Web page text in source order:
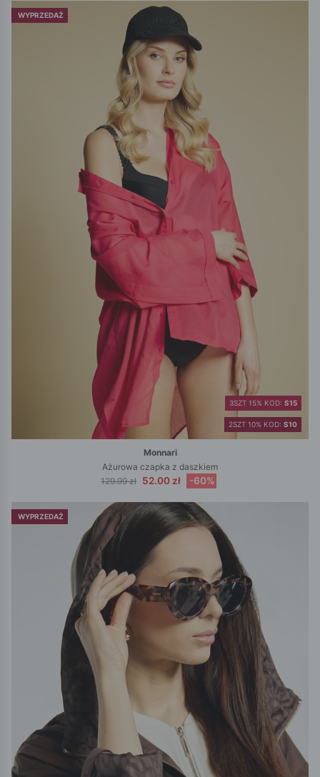
WYPRZEDAŻ
2SZT 10% KOD: S10
3SZT 15% KOD: S15
Monnari
Ażurowa czapka z daszkiem
129.99 zł 52.00 zł -60%
WYPRZEDAŻ